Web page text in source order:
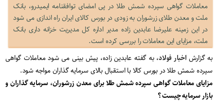
معاملات گواهی سپرده شمش طلا در پی امضای توافقنامه ایمیدرو، بانک
ملت و معدن طلای زرشوران به زودی در بورس کالای ایران راه اندازی می شود
در این زمینه علیرضا عابدین زاده مدیر اداره کل مدیریت خزانه داری بانک
ملت، مزایای این معاملات را بررسی کرده است.
به گزارش اخبار فولاد، به گفته عابدین زاده، پیش بینی می شود معاملات گواهی
سپرده شمش طلا در بورس کالا با استقبال بالای سرمایه گذاران مواجه شود.
مزایای معاملات گواهی سپرده شمش طلا برای معدن زرشوران، سرمایه گذاران و
بازار سرمایه چیست ؟